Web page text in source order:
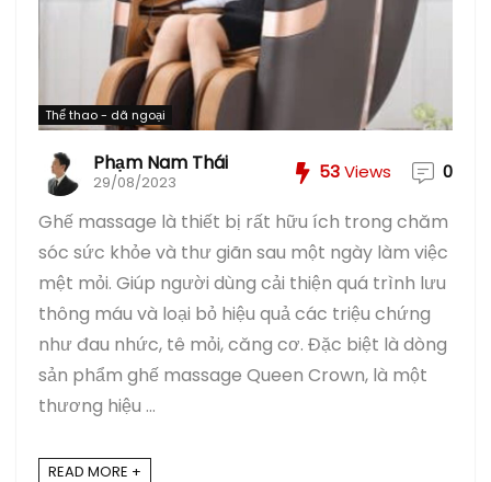
Thể thao - dã ngoại
Phạm Nam Thái
29/08/2023 53Views 0
Ghế massage là thiết bị rất hữu ích trong chăm
sóc sức khỏe và thư giãn sau một ngày làm việc
mệt mỏi. Giúp người dùng cải thiện quá trình lưu
thông máu và loại bỏ hiệu quả các triệu chứng
như đau nhức, tê mỏi, căng cơ. Đặc biệt là dòng
sản phẩm ghế massage Queen Crown, là một
thương hiệu ...
READ MORE +